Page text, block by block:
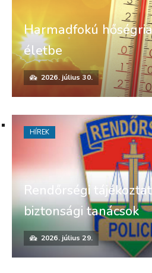
Harmadfokú
életbe
2026. július 30.
Rendőrségi
biztonsági tanácsok
2026. július 29.
HÍREK